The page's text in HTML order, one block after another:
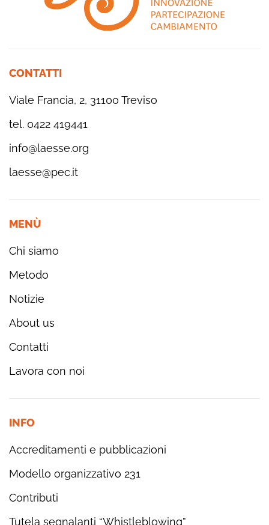
CONTATTI
Viale Francia, 2, 31100 Treviso
tel. 0422 419441
info@laesse.org
laesse@pec.it
MENÙ
Chi siamo
Metodo
Notizie
About us
Contatti
Lavora con noi
INFO
Accreditamenti e pubblicazioni
Modello organizzativo 231
Contributi
Tutela segnalanti “Whistleblowing”